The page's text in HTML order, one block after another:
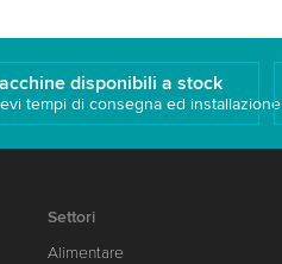
disponibili a stock
tempi di consegna ed installazione
Settori
Alimentare